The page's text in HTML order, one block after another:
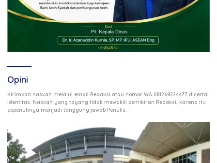
Opini
Kirimkan naskah melalui email Redaksi atau nomor WA 081269224477 disertai
identitas. Naskah yang tayang tidak mewakili pemikiran Redaksi, karena itu
sepenuhnya menjadi tanggung jawab Penulis